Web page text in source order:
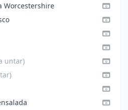
Worcestershire
untar)